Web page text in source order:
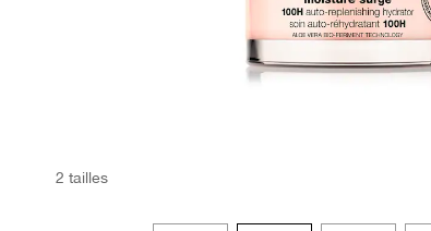
2 tailles